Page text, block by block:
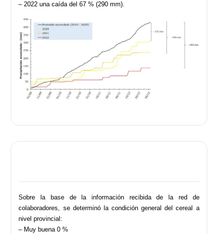
– 2022 una caída del 67 % (290 mm).
Sobre la base de la información recibida de la red de
colaboradores, se determinó la condición general del cereal a
nivel provincial:
– Muy buena 0 %